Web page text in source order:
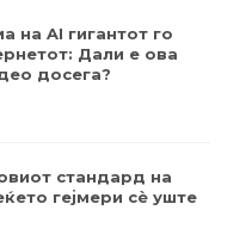
на AI гигантот го
Дали е ова
досега?
стандард на
гејмери ​​сè уште